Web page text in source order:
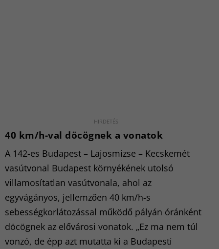
40 km/h-val döcögnek a vonatok
A 142-es Budapest – Lajosmizse – Kecskemét
vasútvonal Budapest környékének utolsó
villamosítatlan vasútvonala, ahol az
egyvágányos, jellemzően 40 km/h-s
sebességkorlátozással működő pályán óránként
döcögnek az elővárosi vonatok. „Ez ma nem túl
vonzó, de épp azt mutatta ki a Budapesti